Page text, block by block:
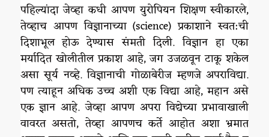
पहिल्यांदा जेव्हा कधी आपण युरोपियन शिक्षण स्वीकारले,
तेव्हाच आपण विज्ञानाच्या (science) प्रकाशाने स्वत:ची
दिशाभूल होऊ देण्यास संमती दिली. विज्ञान हा एका
मर्यादित खोलीतील प्रकाश आहे, जग उजळवून टाकू शकेल
असा सूर्य नव्हे. विज्ञानाची गोळाबेरीज म्हणजे अपराविद्या.
पण त्याहून अधिक उच्च अशी एक विद्या आहे, महान असे
एक ज्ञान आहे. जेव्हा आपण अपरा विद्येच्या प्रभावाखाली
वावरत असतो, तेव्हा आपणच कर्ते आहोत अशा भ्रमात